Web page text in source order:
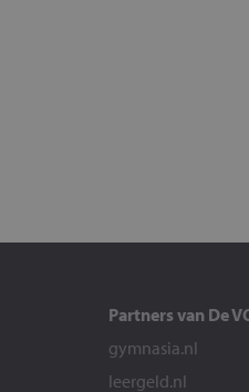
Partners van De
gymnasia.nl
leergeld.nl